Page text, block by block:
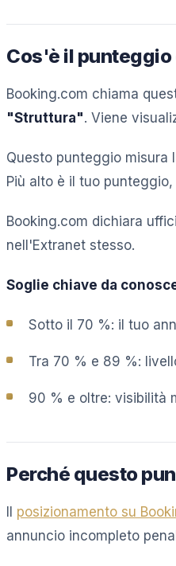
Cos'è il
Booking.com chiama
"Struttura". Viene
Questo punteggio misura
Più alto è il tuo
Booking.com dichiara
nell'Extranet stesso.
Soglie chiave da
Sotto il 70 %: il tuo
Tra 70 % e 89 %:
90 % e oltre: visibilità
Perché questo
Il posizionamento su
annuncio incompleto